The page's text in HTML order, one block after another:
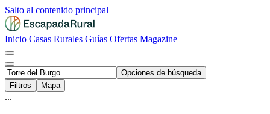
Salto al contenido principal
Inicio Casas Rurales Guías Ofertas Magazine
Opciones de búsqueda
Filtros
Mapa
...